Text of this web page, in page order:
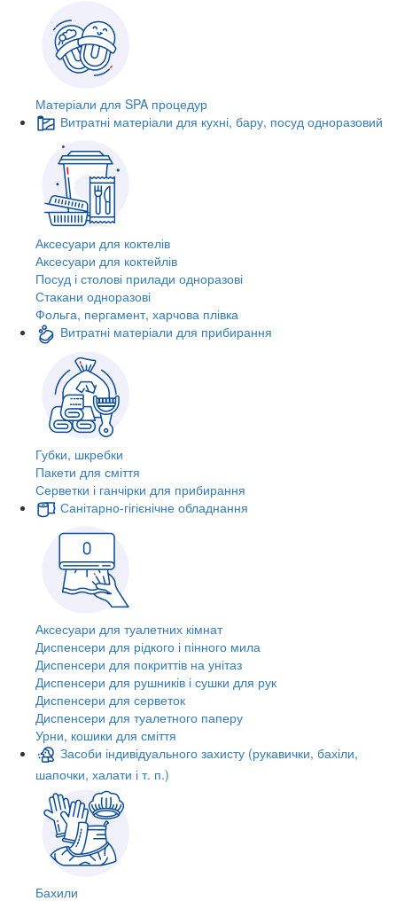
Матеріали для SPA процедур
Витратні матеріали для кухні, бару, посуд одноразовий
Аксесуари для коктелів
Аксесуари для коктейлів
Посуд і столові прилади одноразові
Стакани одноразові
Фольга, пергамент, харчова плівка
Витратні матеріали для прибирання
Губки, шкребки
Пакети для сміття
Серветки і ганчірки для прибирання
Санітарно-гігієнічне обладнання
Аксесуари для туалетних кімнат
Диспенсери для рідкого і пінного мила
Диспенсери для покриттів на унітаз
Диспенсери для рушників і сушки для рук
Диспенсери для серветок
Диспенсери для туалетного паперу
Урни, кошики для сміття
Засоби індивідуального захисту (рукавички, бахіли,
шапочки, халати і т. п.)
Бахили